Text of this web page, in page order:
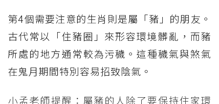
第4個需要注意的生肖則是屬「豬」的朋友。
古代常以「住豬圈」來形容環境髒亂，而豬
所處的地方通常較為污穢。這種穢氣與煞氣
在鬼月期間特別容易招致陰氣。
小孟老師提醒：屬豬的人除了要保持住家環